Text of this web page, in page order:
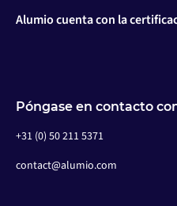
Alumio cuenta con la
Póngase en contacto
+31 (0) 50 211 5371
contact@alumio.com